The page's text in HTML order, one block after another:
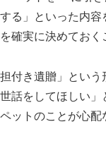
る」といった内容
確実に決めておく
付き遺贈」とい
話をしてほしい」
ットのことが心